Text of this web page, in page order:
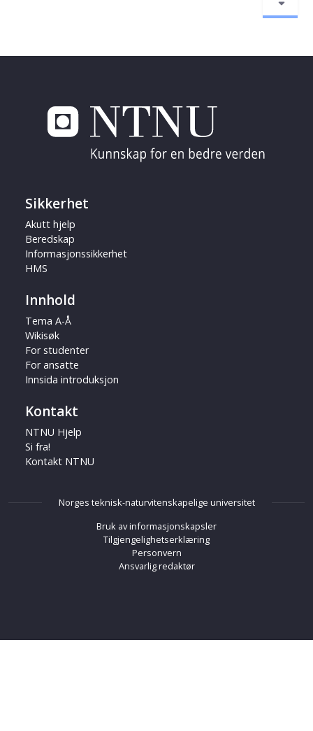
Sikkerhet
Akutt hjelp
Beredskap
Informasjonssikkerhet
HMS
Innhold
Tema A-Å
Wikisøk
For studenter
For ansatte
Innsida introduksjon
Kontakt
NTNU Hjelp
Si fra!
Kontakt NTNU
Norges teknisk-naturvitenskapelige universitet
Bruk av informasjonskapsler
Tilgjengelighetserklæring
Personvern
Ansvarlig redaktør